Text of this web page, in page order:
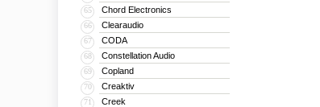
65 Chord Electronics
66 Clearaudio
67 CODA
68 Constellation Audio
69 Copland
70 Creaktiv
71 Creek